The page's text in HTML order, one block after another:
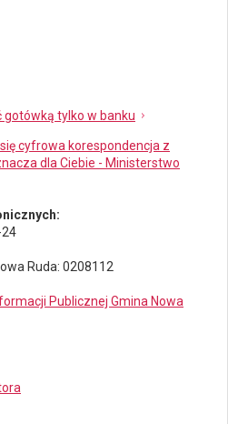
gotówką tylko w banku
cyfrowa korespondencja z
dla Ciebie - Ministerstwo
24
Ruda: 0208112
Publicznej Gmina Nowa